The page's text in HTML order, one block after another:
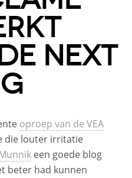
NEXT
oproep van de VEA
die louter irritatie
een goede blog
beter had kunnen